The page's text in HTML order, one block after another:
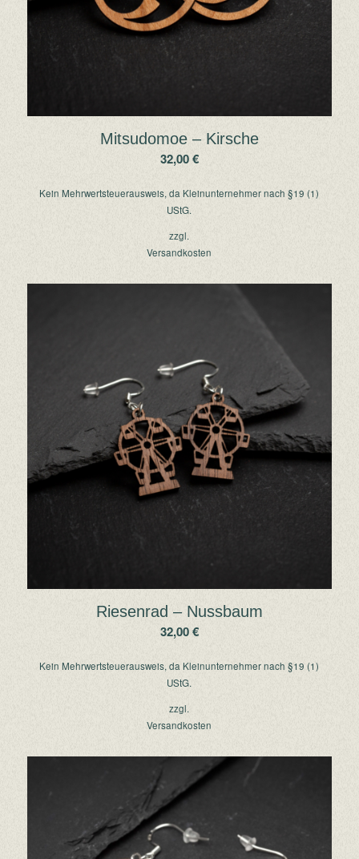
Mitsudomoe – Kirsche
32,00€
Kein Mehrwertsteuerausweis, da Kleinunternehmer nach §19 (1)
UStG.
zzgl.
Versandkosten
Riesenrad – Nussbaum
32,00€
Kein Mehrwertsteuerausweis, da Kleinunternehmer nach §19 (1)
UStG.
zzgl.
Versandkosten